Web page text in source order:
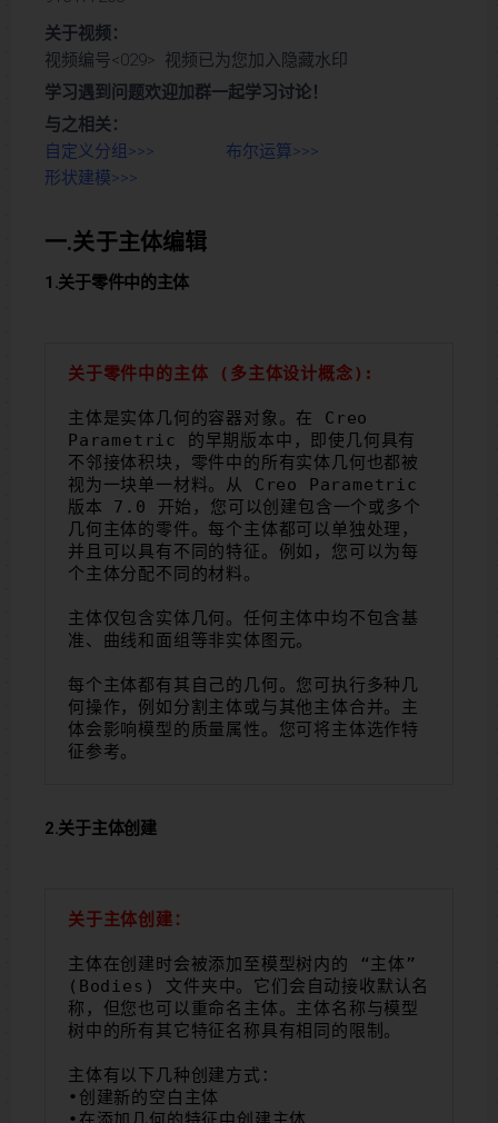
关于视频：
视频编号<029> 视频已为您加入隐藏水印
学习遇到问题欢迎加群一起学习讨论！
与之相关：
自定义分组>>>
布尔运算>>>
形状建模>>>
一.关于主体编辑
1.关于零件中的主体
关于零件中的主体 (多主体设计概念):
主体是实体几何的容器对象。在 Creo
Parametric 的早期版本中，即使几何具有
不邻接体积块，零件中的所有实体几何也都被
视为一块单一材料。从 Creo Parametric
版本 7.0 开始，您可以创建包含一个或多个
几何主体的零件。每个主体都可以单独处理，
并且可以具有不同的特征。例如，您可以为每
个主体分配不同的材料。
主体仅包含实体几何。任何主体中均不包含基
准、曲线和面组等非实体图元。
每个主体都有其自己的几何。您可执行多种几
何操作，例如分割主体或与其他主体合并。主
体会影响模型的质量属性。您可将主体选作特
征参考。
2.关于主体创建
关于主体创建：
主体在创建时会被添加至模型树内的 “主体”
(Bodies) 文件夹中。它们会自动接收默认名
称，但您也可以重命名主体。主体名称与模型
树中的所有其它特征名称具有相同的限制。
主体有以下几种创建方式：
•创建新的空白主体